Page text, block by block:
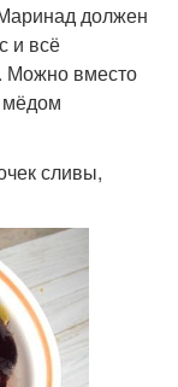
должен
и всё
Можно вместо
мёдом
сливы,